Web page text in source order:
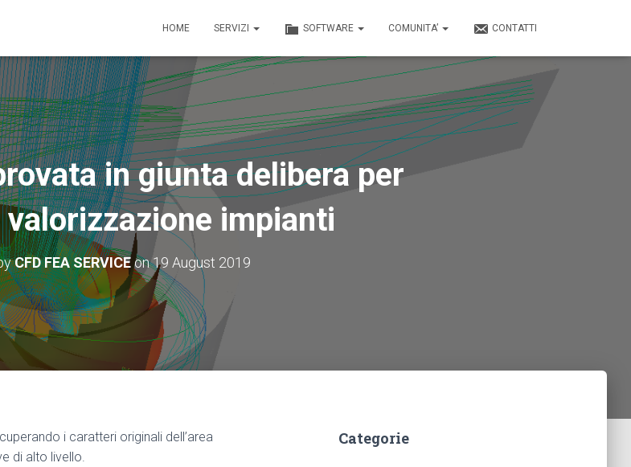
HOME SERVIZI SOFTWARE COMUNITA’ CONTATTI
in giunta delibera per
valorizzazione impianti
CFD FEA SERVICEon19 August 2019
i caratteri originali dell’area
di alto livello.
Categorie